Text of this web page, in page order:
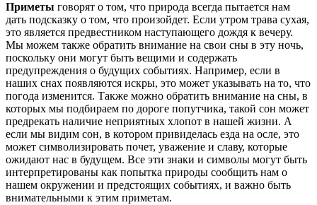
Приметы говорят о том, что природа всегда пытается нам
дать подсказку о том, что произойдет. Если утром трава сухая,
это является предвестником наступающего дождя к вечеру.
Мы можем также обратить внимание на свои сны в эту ночь,
поскольку они могут быть вещими и содержать
предупреждения о будущих событиях. Например, если в
наших снах появляются искры, это может указывать на то, что
погода изменится. Также можно обратить внимание на сны, в
которых мы подбираем по дороге попутчика, такой сон может
предрекать наличие неприятных хлопот в нашей жизни. А
если мы видим сон, в котором привиделась езда на осле, это
может символизировать почет, уважение и славу, которые
ожидают нас в будущем. Все эти знаки и символы могут быть
интерпретированы как попытка природы сообщить нам о
нашем окружении и предстоящих событиях, и важно быть
внимательными к этим приметам.